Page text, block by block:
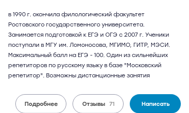
в 1990 г. окончила филологический факультет
Ростовского государственного университета.
Занимается подготовкой к ЕГЭ и ОГЭ с 2007 г. Ученики
поступали в МГУ им. Ломоносова, МГИМО, ГИТР, МЭСИ.
Максимальный балл на ЕГЭ - 100. Один из сильнейших
репетиторов по русскому языку в базе "Московский
репетитор". Возможны дистанционные занятия
Подробнее Отзывы 71 Написать